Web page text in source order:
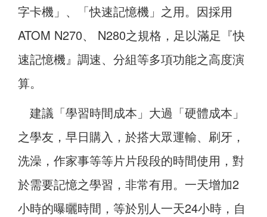
字卡機」、「快速記憶機」之用。因採用
ATOM N270、 N280之規格，足以滿足『快
速記憶機』調速、分組等多項功能之高度演
算。
建議「學習時間成本」大過「硬體成本」
之學友，早日購入，於搭大眾運輸、刷牙，
洗澡，作家事等等片片段段的時間使用，對
於需要記憶之學習，非常有用。一天增加2
小時的曝曬時間，等於別人一天24小時，自